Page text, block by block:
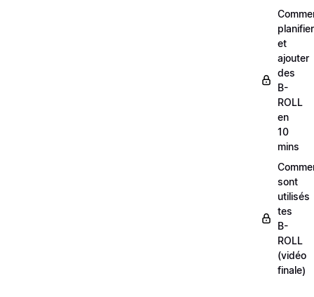
planifier
et
ajouter
des
B-
ROLL
en
10
mins
sont
utilisés
tes
B-
ROLL
(vidéo
finale)